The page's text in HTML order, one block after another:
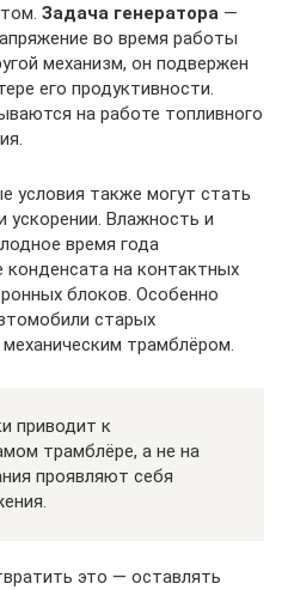
Задача генератора —
во время работы
механизм, он подвержен
его продуктивности.
на работе топливного
условия также могут стать
ускорении. Влажность и
время года
на контактных
блоков. Особенно
старых
трамблёром.
приводит к
трамблёре, а не на
проявляют себя
это — оставлять